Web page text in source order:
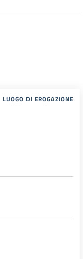
LUOGO DI EROGAZIONE